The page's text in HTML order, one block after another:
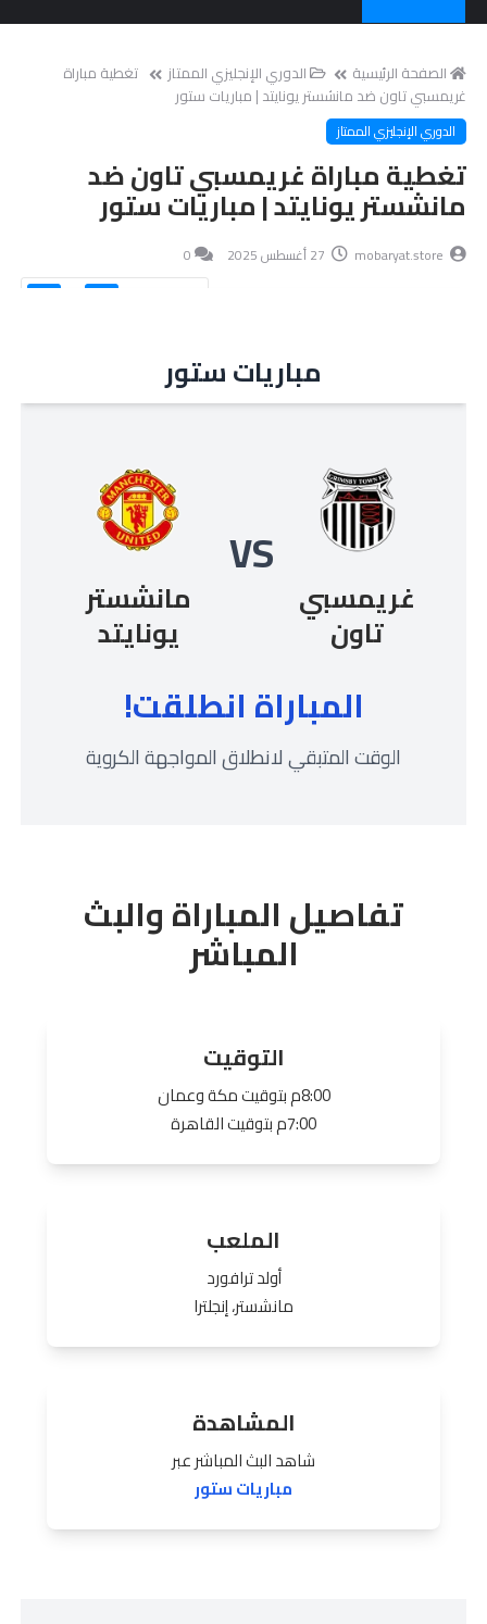
الصفحة الرئيسية الدوري الإنجليزي الممتاز
تغطية مباراة
غريمسبي تاون ضد مانشستر يونايتد | مباريات ستور
الدوري الإنجليزي الممتاز
تغطية مباراة غريمسبي تاون ضد
مانشستر يونايتد | مباريات ستور
mobaryat.store
0
مباريات ستور
غريمسبي
تاون
VS
مانشستر
يونايتد
المباراة انطلقت!
الوقت المتبقي لانطلاق المواجهة الكروية
تفاصيل المباراة والبث
المباشر
التوقيت
8:00م بتوقيت مكة وعمان
7:00م بتوقيت القاهرة
الملعب
أولد ترافورد
مانشستر، إنجلترا
المشاهدة
شاهد البث المباشر عبر
مباريات ستور